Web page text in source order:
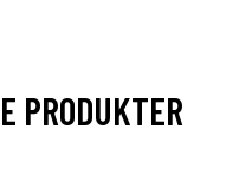
PRODUKTER